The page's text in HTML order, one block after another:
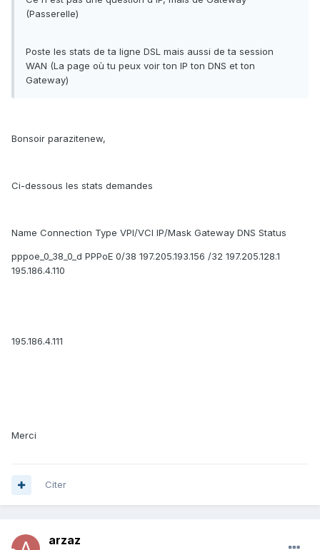
(Passerelle)
Poste les stats de ta ligne DSL mais aussi de ta session
WAN (La page où tu peux voir ton IP ton DNS et ton
Gateway)
Bonsoir parazitenew,
Ci-dessous les stats demandes
Name Connection Type VPI/VCI IP/Mask Gateway DNS Status
pppoe_0_38_0_d PPPoE 0/38 197.205.193.156 /32 197.205.128.1
195.186.4.110
195.186.4.111
Merci
Citer
arzaz